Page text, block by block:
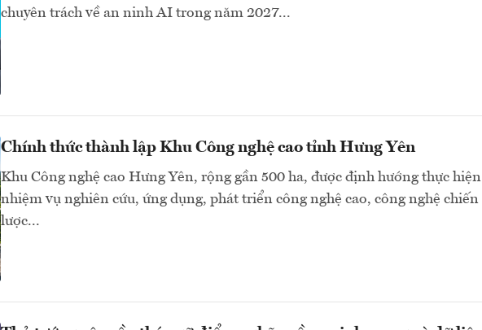
chuyên trách về an ninh AI trong năm 2027...
Chính thức thành lập Khu Công nghệ cao tỉnh Hưng Yên
Khu Công nghệ cao Hưng Yên, rộng gần 500 ha, được định hướng thực hiện
nhiệm vụ nghiên cứu, ứng dụng, phát triển công nghệ cao, công nghệ chiến
lược...